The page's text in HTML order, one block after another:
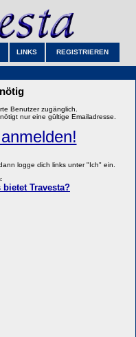
LINKS REGISTRIEREN
Benutzer zugänglich.
nur eine gültige Emailadresse.
logge dich links unter "Ich" ein.
bietet Travesta?